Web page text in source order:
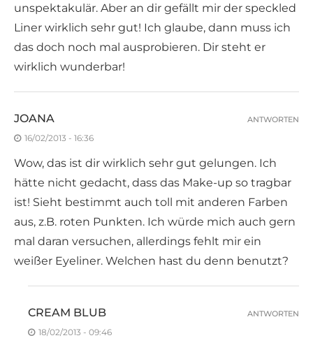
unspektakulär. Aber an dir gefällt mir der speckled
Liner wirklich sehr gut! Ich glaube, dann muss ich
das doch noch mal ausprobieren. Dir steht er
wirklich wunderbar!
JOANA
16/02/2013 - 16:36
Wow, das ist dir wirklich sehr gut gelungen. Ich
hätte nicht gedacht, dass das Make-up so tragbar
ist! Sieht bestimmt auch toll mit anderen Farben
aus, z.B. roten Punkten. Ich würde mich auch gern
mal daran versuchen, allerdings fehlt mir ein
weißer Eyeliner. Welchen hast du denn benutzt?
ANTWORTEN
CREAM BLUB
18/02/2013 - 09:46
ANTWORTEN